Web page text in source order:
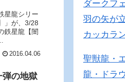
星龍シリー
」が、3/28
鉄星龍【闇
2016.04.06
弾の地獄
ダークフ
羽の矢が
カッカラ
聖獣龍・
龍・ドラ